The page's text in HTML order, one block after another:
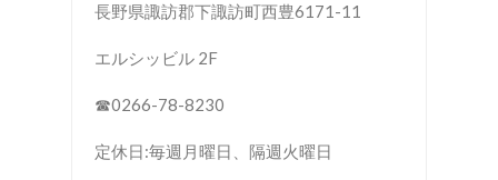
長野県諏訪郡下諏訪町西豊6171-11
エルシッビル 2F
☎︎0266-78-8230
定休日:毎週月曜日、隔週火曜日